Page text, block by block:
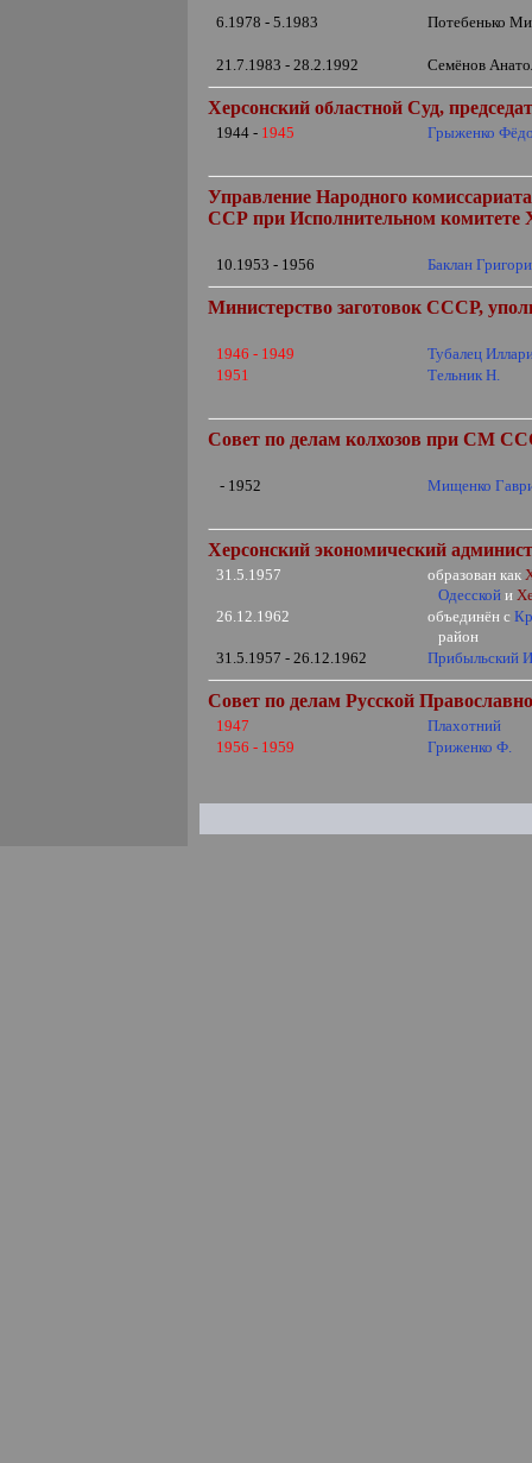
6.1978 - 5.1983 Потебенько
21.7.1983 - 28.2.1992 Семёнов
Херсонский областной Суд,
1944 - 1945 Грыженко
Управление Народного
ССР при Исполнительном комитете
10.1953 - 1956 Баклан
Министерство заготовок СССР,
1946 - 1949
Тубалец
1951
Тельник Н.
Совет по делам колхозов при СМ
- 1952 Мищенко
Херсонский экономический
31.5.1957 образован как
Одесской и
26.12.1962
объединён с
район
31.5.1957 - 26.12.1962
Прибыльский
Совет по делам Русской
1947
Плахотний
1956 - 1959
Гриженко Ф.